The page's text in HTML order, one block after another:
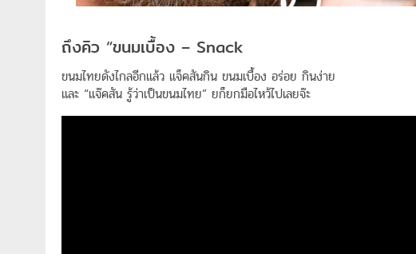
ถึงคิว “ขนมเบื้อง – Snack
ขนมไทยดังไกลอีกแล้ว แจ็คสันกิน ขนมเบื้อง อร่อย กินง่าย
และ “แจ๊คสัน รู้ว่าเป็นขนมไทย” ยก็ยกมือไหว้ไปเลยจ๊ะ